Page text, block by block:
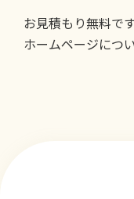
お見積もり無料です
ホームページにつ